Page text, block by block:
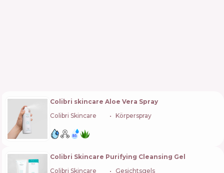
Colibri skincare Aloe Vera Spray
Colibri Skincare
Körperspray
Colibri Skincare Purifying Cleansing Gel
Colibri Skincare
Gesichtsgels